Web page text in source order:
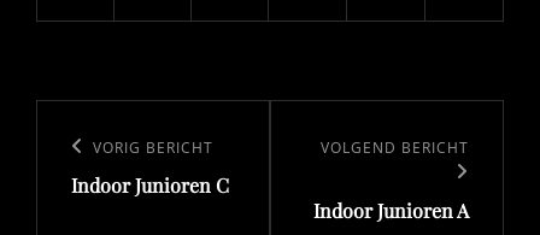
navigatie
Vorig
bericht
VORIG BERICHT
Indoor Junioren C
Volgend
VOLGEND BERICHT
Indoor Junioren A